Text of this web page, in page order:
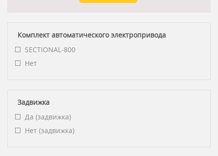
Комплект автоматического электропривода
SECTIONAL-800
Нет
Задвижка
Да (задвижка)
Нет (задвижка)